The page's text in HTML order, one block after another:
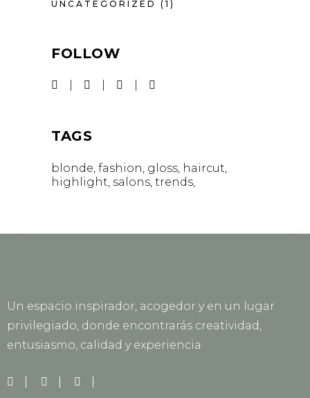
UNCATEGORIZED (1)
FOLLOW
TAGS
blonde fashion gloss haircut
highlight salons trends
Un espacio inspirador, acogedor y en un lugar
privilegiado, donde encontrarás creatividad,
entusiasmo, calidad y experiencia.